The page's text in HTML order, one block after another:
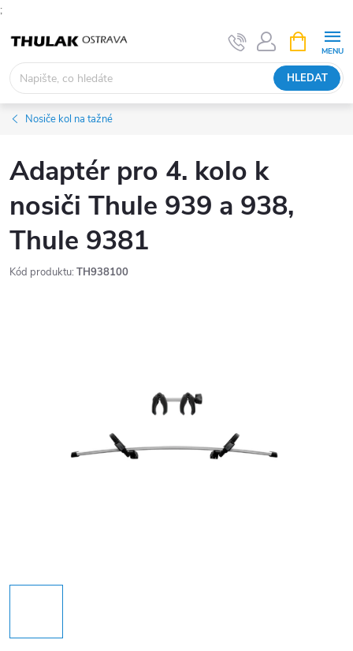
;
obsah
HLEDAT
NÁKUPNÍ
KOŠÍK
Nosiče kol na tažné
Adaptér pro 4. kolo k
nosiči Thule 939 a 938,
Thule 9381
Kód produktu: TH938100